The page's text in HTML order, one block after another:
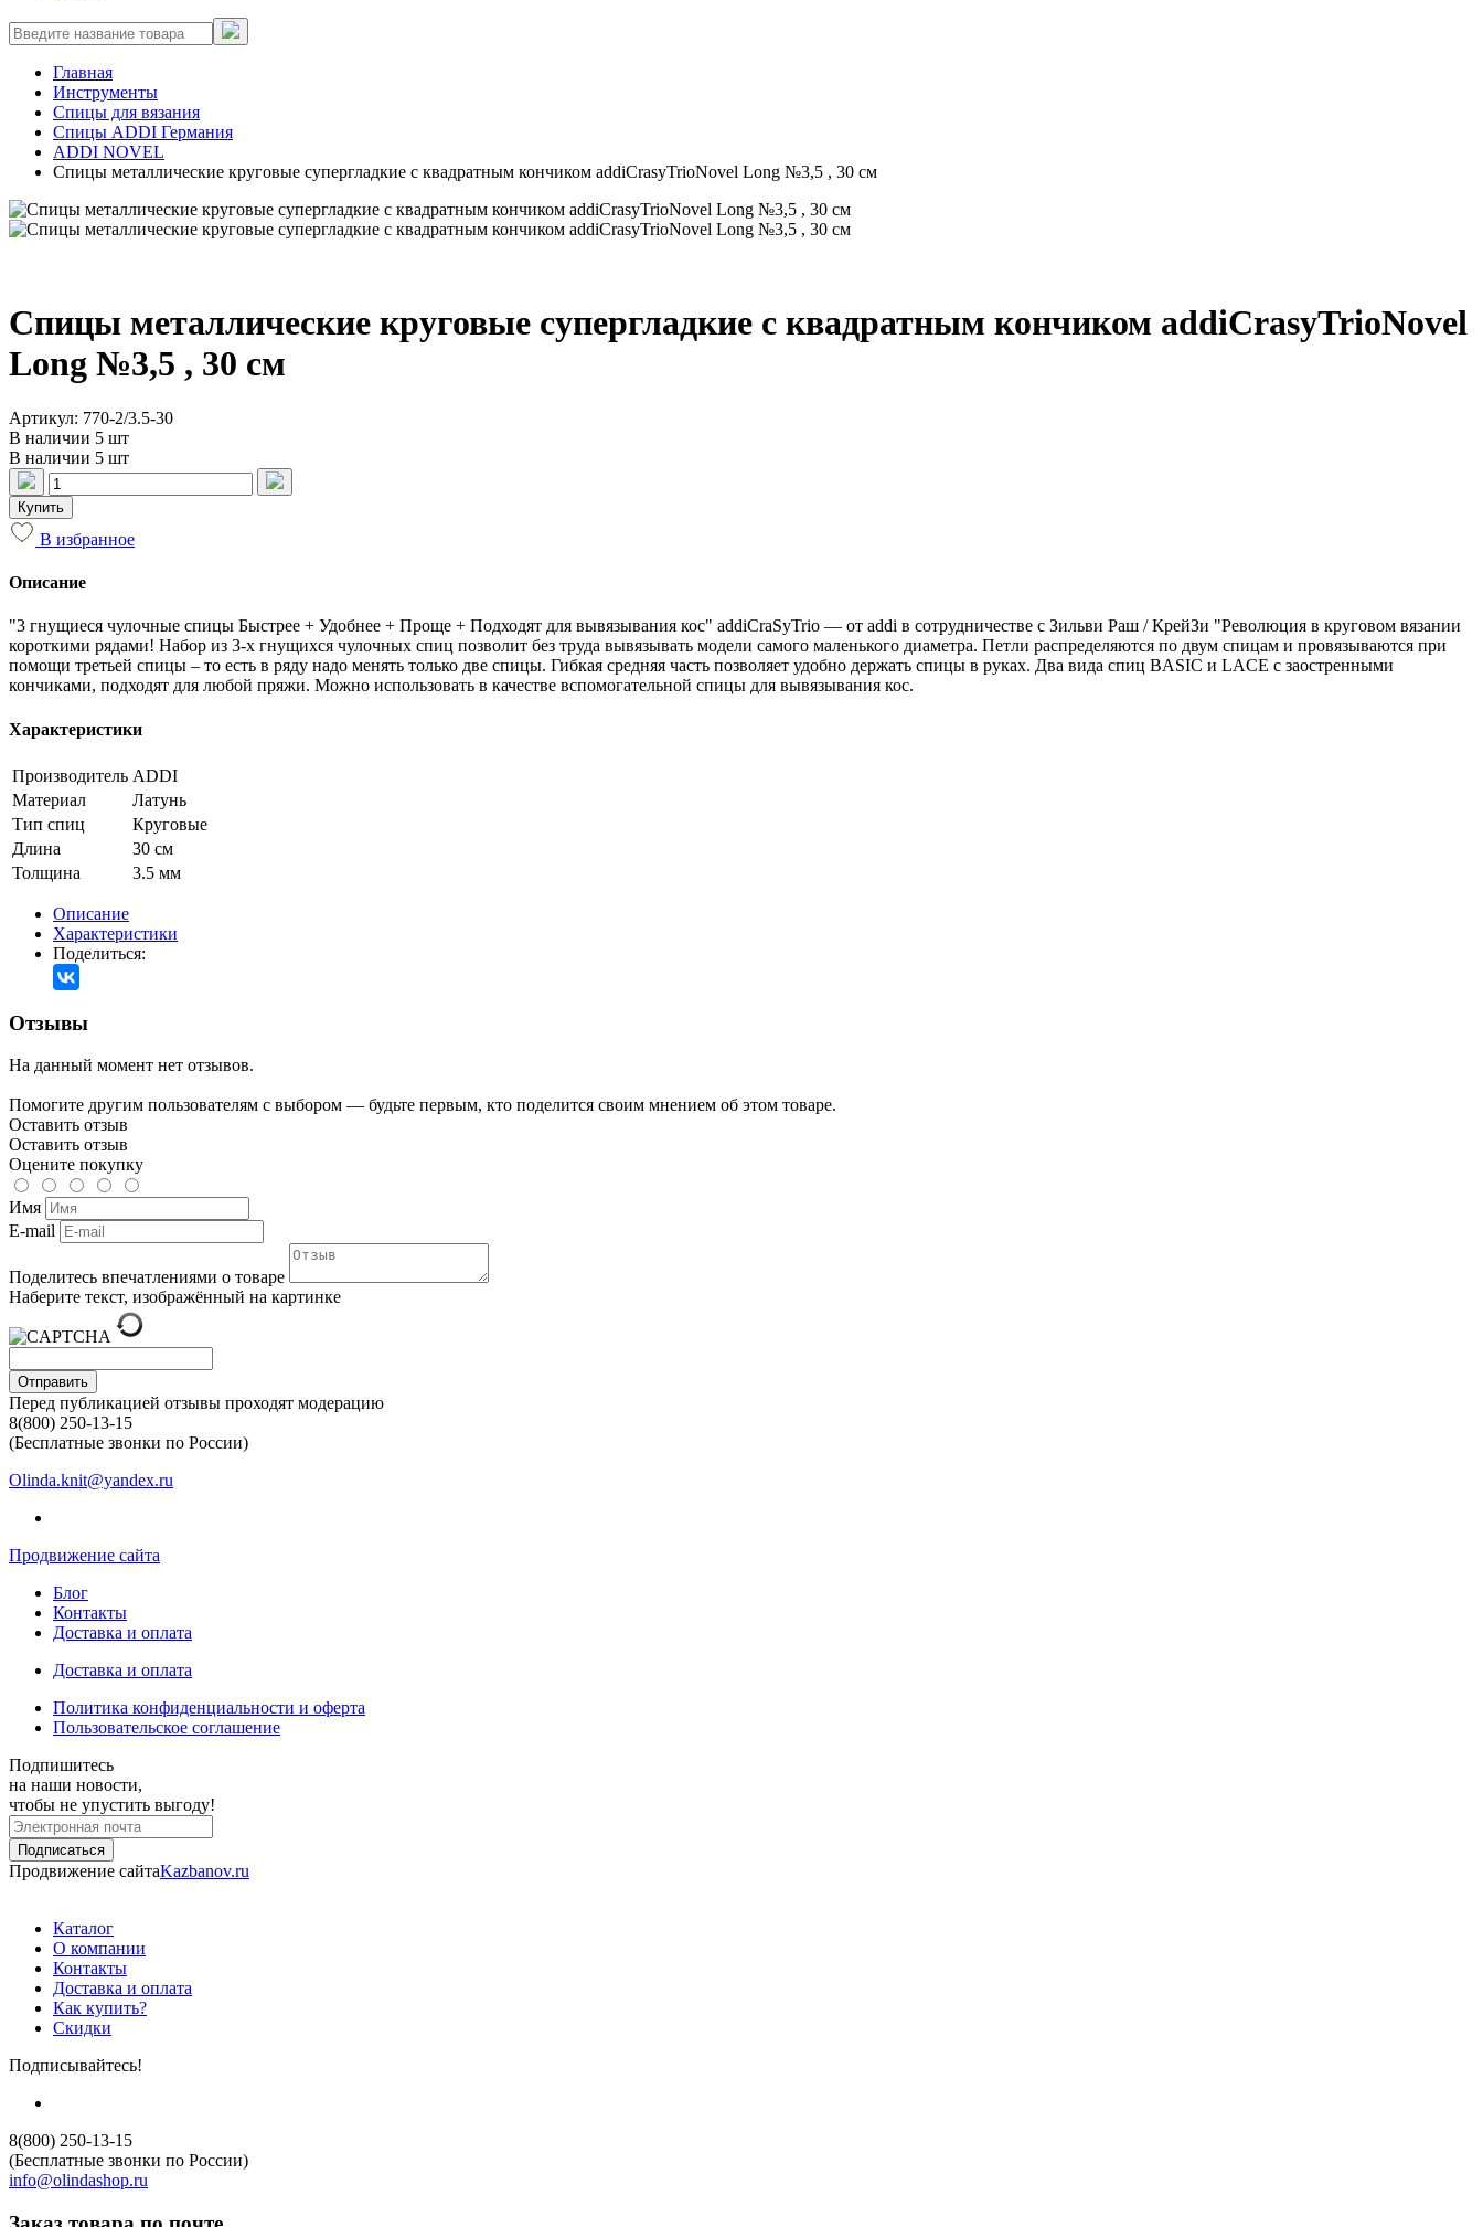
Главная
Инструменты
Спицы для вязания
Спицы ADDI Германия
ADDI NOVEL
Спицы металлические круговые супергладкие c квадратным кончиком addiCrasyTrioNovel Long №3,5 , 30 см
Спицы металлические круговые супергладкие c квадратным кончиком addiCrasyTrioNovel
Long №3,5 , 30 см
Артикул: 770-2/3.5-30
В наличии 5 шт
В наличии 5 шт
Купить
В избранное
Описание
"3 гнущиеся чулочные спицы Быстрее + Удобнее + Проще + Подходят для вывязывания кос" addiCraSyTrio — от addi в сотрудничестве с Зильви Раш / КрейЗи "Революция в круговом вязании
короткими рядами! Набор из 3-х гнущихся чулочных спиц позволит без труда вывязывать модели самого маленького диаметра. Петли распределяются по двум спицам и провязываются при
помощи третьей спицы – то есть в ряду надо менять только две спицы. Гибкая средняя часть позволяет удобно держать спицы в руках. Два вида спиц BASIC и LACE с заостренными
кончиками, подходят для любой пряжи. Можно использовать в качестве вспомогательной спицы для вывязывания кос.
Характеристики
Производитель ADDI
Материал
Латунь
Тип спиц
Круговые
Длина
30 см
Толщина
3.5 мм
Описание
Характеристики
Поделиться:
Отзывы
На данный момент нет отзывов.
Помогите другим пользователям с выбором — будьте первым, кто поделится своим мнением об этом товаре.
Оставить отзыв
Оставить отзыв
Оцените покупку
Имя
E-mail
Поделитесь впечатлениями о товаре
Наберите текст, изображённый на картинке
Отправить
Перед публикацией отзывы проходят модерацию
8(800) 250-13-15
(Бесплатные звонки по России)
Olinda.knit@yandex.ru
Продвижение сайта
Блог
Контакты
Доставка и оплата
Доставка и оплата
Политика конфиденциальности и оферта
Пользовательское соглашение
Подпишитесь
на наши новости,
чтобы не упустить выгоду!
Продвижение сайтаKazbanov.ru
Каталог
О компании
Контакты
Доставка и оплата
Как купить?
Скидки
Подписывайтесь!
8(800) 250-13-15
(Бесплатные звонки по России)
info@olindashop.ru